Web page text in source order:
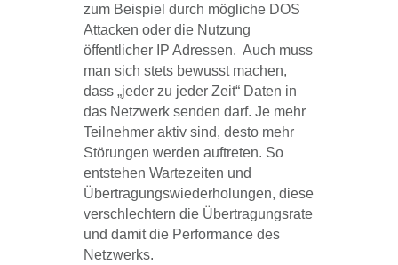
zum Beispiel durch mögliche DOS
Attacken oder die Nutzung
öffentlicher IP Adressen. Auch muss
man sich stets bewusst machen,
dass „jeder zu jeder Zeit“ Daten in
das Netzwerk senden darf. Je mehr
Teilnehmer aktiv sind, desto mehr
Störungen werden auftreten. So
entstehen Wartezeiten und
Übertragungswiederholungen, diese
verschlechtern die Übertragungsrate
und damit die Performance des
Netzwerks.